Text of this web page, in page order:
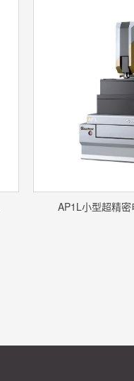
AP1L小型超精